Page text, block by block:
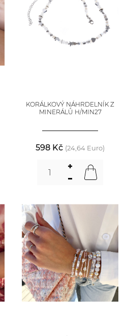
KORÁLKOVÝ NÁHRDELNÍK Z
MINERÁLŮ H/MIN27
598 Kč (24,64 Euro)